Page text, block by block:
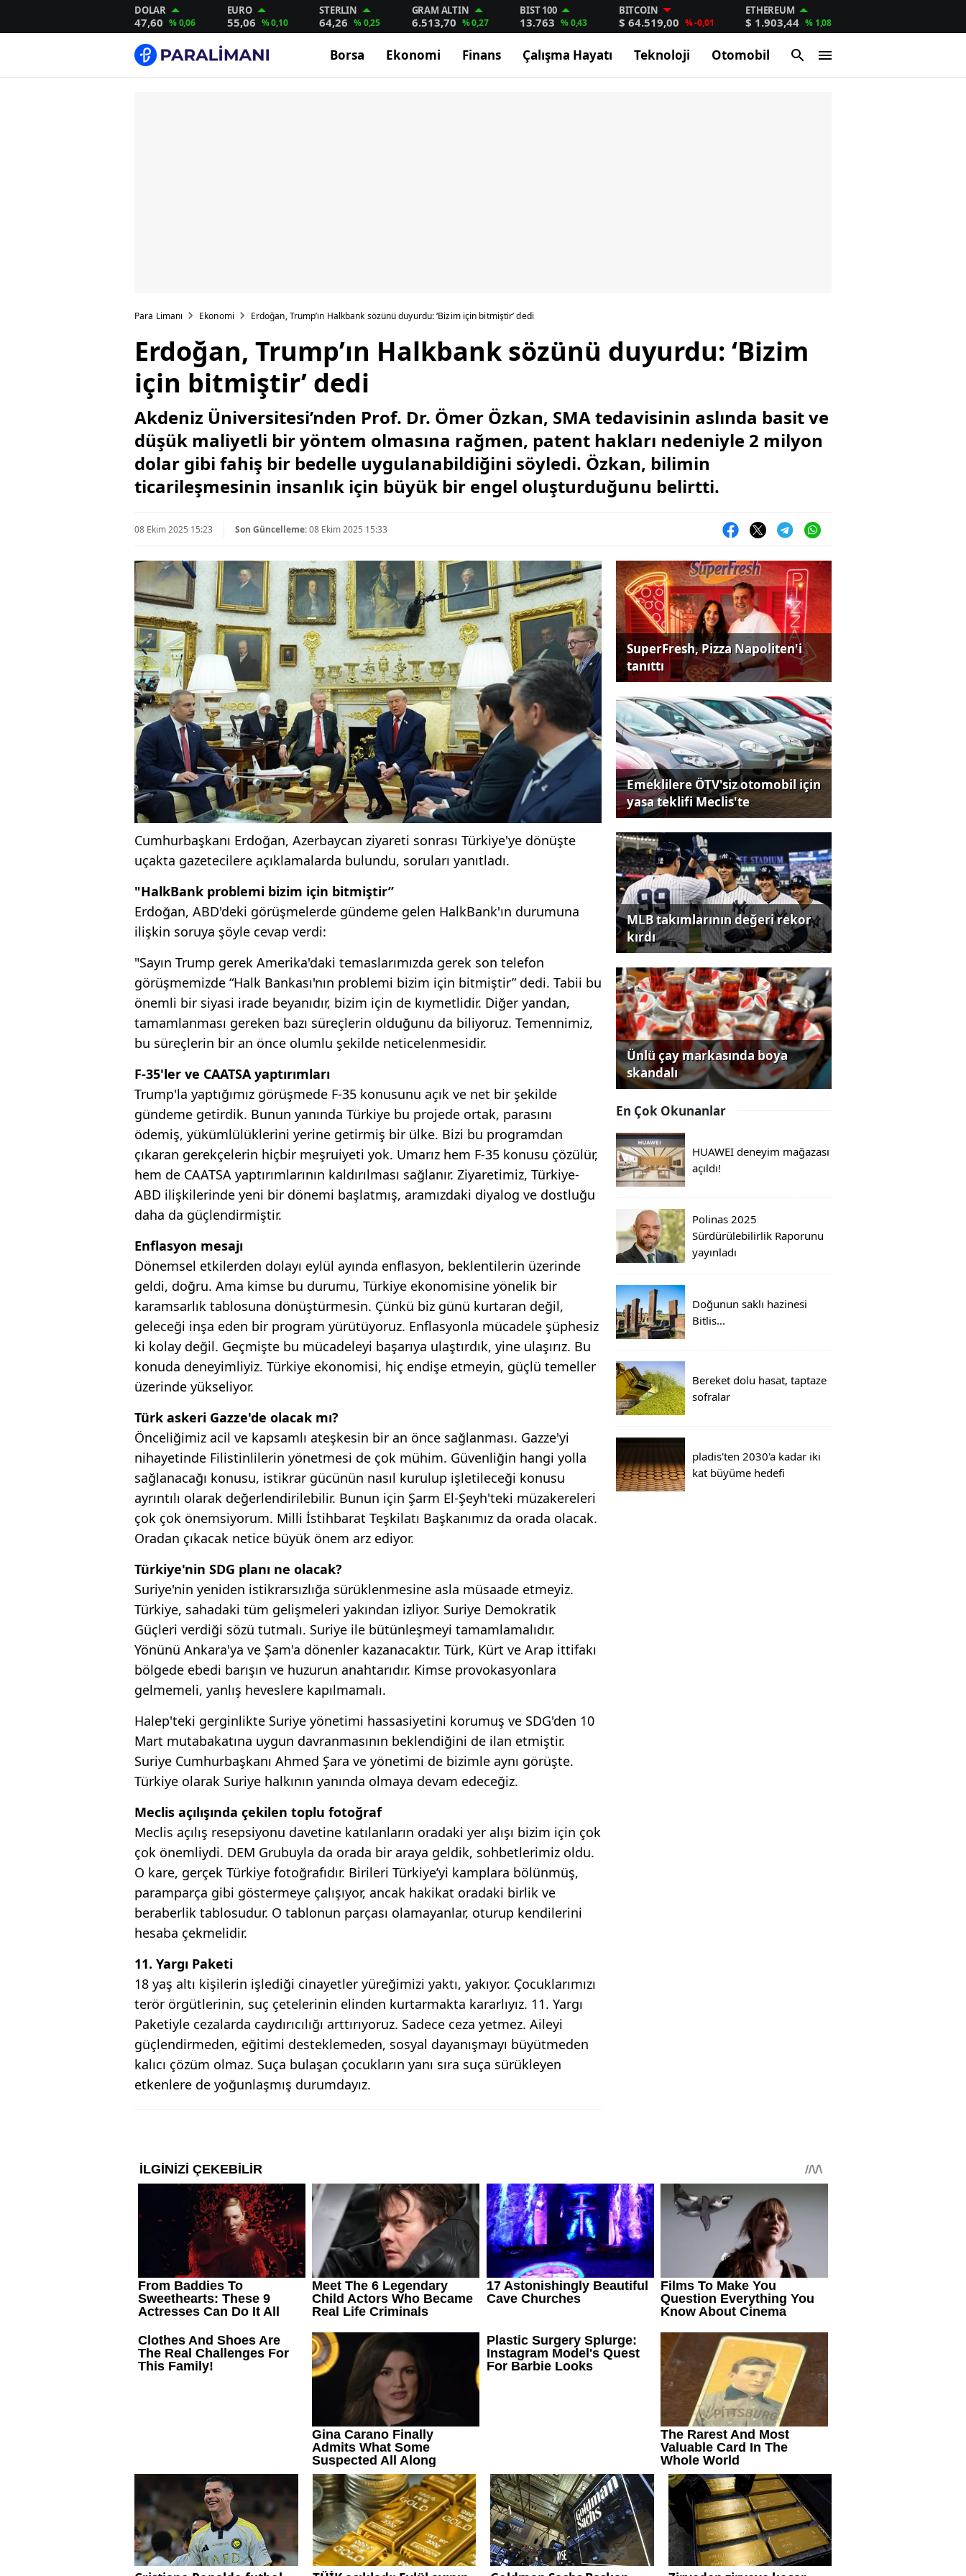
DOLAR
47,60 % 0,06
EURO
55,06 % 0,10
STERLIN
64,26 % 0,25
GRAM ALTIN
6.513,70 % 0,27
BIST 100
13.763 % 0,43
BITCOIN
$ 64.519,00 % -0,01
ETHEREUM
$ 1.903,44 % 1,08
Borsa Ekonomi Finans Çalışma Hayatı Teknoloji Otomobil
Para Limanı Ekonomi Erdoğan, Trump’ın Halkbank sözünü duyurdu: ‘Bizim için bitmiştir’ dedi
Erdoğan, Trump’ın Halkbank sözünü duyurdu: ‘Bizim
için bitmiştir’ dedi
Akdeniz Üniversitesi’nden Prof. Dr. Ömer Özkan, SMA tedavisinin aslında basit ve
düşük maliyetli bir yöntem olmasına rağmen, patent hakları nedeniyle 2 milyon
dolar gibi fahiş bir bedelle uygulanabildiğini söyledi. Özkan, bilimin
ticarileşmesinin insanlık için büyük bir engel oluşturduğunu belirtti.
08 Ekim 2025 15:23 Son Güncelleme:08 Ekim 2025 15:33
Cumhurbaşkanı Erdoğan, Azerbaycan ziyareti sonrası Türkiye'ye dönüşte
uçakta gazetecilere açıklamalarda bulundu, soruları yanıtladı.
"HalkBank problemi bizim için bitmiştir”
Erdoğan, ABD'deki görüşmelerde gündeme gelen HalkBank'ın durumuna
ilişkin soruya şöyle cevap verdi:
"Sayın Trump gerek Amerika'daki temaslarımızda gerek son telefon
görüşmemizde “Halk Bankası'nın problemi bizim için bitmiştir” dedi. Tabii bu
önemli bir siyasi irade beyanıdır, bizim için de kıymetlidir. Diğer yandan,
tamamlanması gereken bazı süreçlerin olduğunu da biliyoruz. Temennimiz,
bu süreçlerin bir an önce olumlu şekilde neticelenmesidir.
F-35'ler ve CAATSA yaptırımları
Trump'la yaptığımız görüşmede F-35 konusunu açık ve net bir şekilde
gündeme getirdik. Bunun yanında Türkiye bu projede ortak, parasını
ödemiş, yükümlülüklerini yerine getirmiş bir ülke. Bizi bu programdan
çıkaran gerekçelerin hiçbir meşruiyeti yok. Umarız hem F-35 konusu çözülür,
hem de CAATSA yaptırımlarının kaldırılması sağlanır. Ziyaretimiz, Türkiye-
ABD ilişkilerinde yeni bir dönemi başlatmış, aramızdaki diyalog ve dostluğu
daha da güçlendirmiştir.
Enflasyon mesajı
Dönemsel etkilerden dolayı eylül ayında enflasyon, beklentilerin üzerinde
geldi, doğru. Ama kimse bu durumu, Türkiye ekonomisine yönelik bir
karamsarlık tablosuna dönüştürmesin. Çünkü biz günü kurtaran değil,
geleceği inşa eden bir program yürütüyoruz. Enflasyonla mücadele şüphesiz
ki kolay değil. Geçmişte bu mücadeleyi başarıya ulaştırdık, yine ulaşırız. Bu
konuda deneyimliyiz. Türkiye ekonomisi, hiç endişe etmeyin, güçlü temeller
üzerinde yükseliyor.
Türk askeri Gazze'de olacak mı?
Önceliğimiz acil ve kapsamlı ateşkesin bir an önce sağlanması. Gazze'yi
nihayetinde Filistinlilerin yönetmesi de çok mühim. Güvenliğin hangi yolla
sağlanacağı konusu, istikrar gücünün nasıl kurulup işletileceği konusu
ayrıntılı olarak değerlendirilebilir. Bunun için Şarm El-Şeyh'teki müzakereleri
çok çok önemsiyorum. Milli İstihbarat Teşkilatı Başkanımız da orada olacak.
Oradan çıkacak netice büyük önem arz ediyor.
Türkiye'nin SDG planı ne olacak?
Suriye'nin yeniden istikrarsızlığa sürüklenmesine asla müsaade etmeyiz.
Türkiye, sahadaki tüm gelişmeleri yakından izliyor. Suriye Demokratik
Güçleri verdiği sözü tutmalı. Suriye ile bütünleşmeyi tamamlamalıdır.
Yönünü Ankara'ya ve Şam'a dönenler kazanacaktır. Türk, Kürt ve Arap ittifakı
bölgede ebedi barışın ve huzurun anahtarıdır. Kimse provokasyonlara
gelmemeli, yanlış heveslere kapılmamalı.
Halep'teki gerginlikte Suriye yönetimi hassasiyetini korumuş ve SDG'den 10
Mart mutabakatına uygun davranmasının beklendiğini de ilan etmiştir.
Suriye Cumhurbaşkanı Ahmed Şara ve yönetimi de bizimle aynı görüşte.
Türkiye olarak Suriye halkının yanında olmaya devam edeceğiz.
Meclis açılışında çekilen toplu fotoğraf
Meclis açılış resepsiyonu davetine katılanların oradaki yer alışı bizim için çok
çok önemliydi. DEM Grubuyla da orada bir araya geldik, sohbetlerimiz oldu.
O kare, gerçek Türkiye fotoğrafıdır. Birileri Türkiye’yi kamplara bölünmüş,
paramparça gibi göstermeye çalışıyor, ancak hakikat oradaki birlik ve
beraberlik tablosudur. O tablonun parçası olamayanlar, oturup kendilerini
hesaba çekmelidir.
11. Yargı Paketi
18 yaş altı kişilerin işlediği cinayetler yüreğimizi yaktı, yakıyor. Çocuklarımızı
terör örgütlerinin, suç çetelerinin elinden kurtarmakta kararlıyız. 11. Yargı
Paketiyle cezalarda caydırıcılığı arttırıyoruz. Sadece ceza yetmez. Aileyi
güçlendirmeden, eğitimi desteklemeden, sosyal dayanışmayı büyütmeden
kalıcı çözüm olmaz. Suça bulaşan çocukların yanı sıra suça sürükleyen
etkenlere de yoğunlaşmış durumdayız.
SuperFresh, Pizza Napoliten'i
tanıttı
Emeklilere ÖTV'siz otomobil için
yasa teklifi Meclis'te
MLB takımlarının değeri rekor
kırdı
Ünlü çay markasında boya
skandalı
En Çok Okunanlar
HUAWEI deneyim mağazası
açıldı!
Polinas 2025
Sürdürülebilirlik Raporunu
yayınladı
Doğunun saklı hazinesi
Bitlis...
Bereket dolu hasat, taptaze
sofralar
pladis'ten 2030'a kadar iki
kat büyüme hedefi